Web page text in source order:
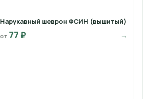
Нарукавный шеврон ФСИН (вышитый)
от 77 ₽ →